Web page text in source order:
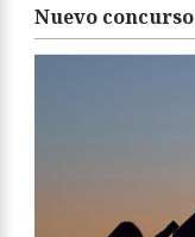
Nuevo concurso